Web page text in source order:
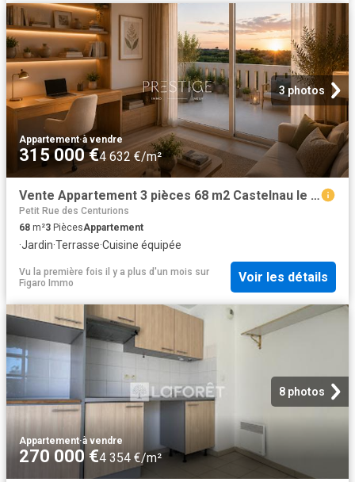
3 photos
Appartement·à vendre
315 000 €4 632 €/m²
Vente Appartement 3 pièces 68 m2 Castelnau le Lez
Petit Rue des Centurions
68 m²3 PiècesAppartement
·Jardin·Terrasse·Cuisine équipée
Vu la première fois il y a plus d'un mois sur
Figaro Immo
Voir les détails
8 photos
Appartement·à vendre
270 000 €4 354 €/m²